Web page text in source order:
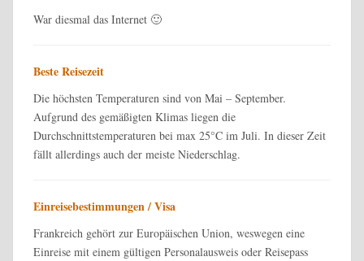
War diesmal das Internet 🙂
Beste Reisezeit
Die höchsten Temperaturen sind von Mai – September.
Aufgrund des gemäßigten Klimas liegen die
Durchschnittstemperaturen bei max 25°C im Juli. In dieser Zeit
fällt allerdings auch der meiste Niederschlag.
Einreisebestimmungen / Visa
Frankreich gehört zur Europäischen Union, weswegen eine
Einreise mit einem gültigen Personalausweis oder Reisepass